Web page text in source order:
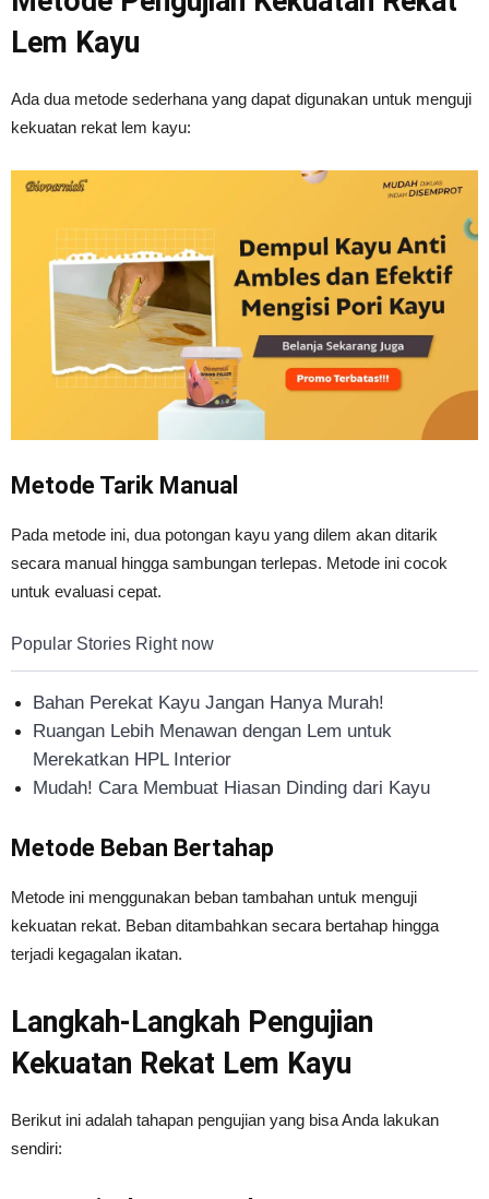
Lem Kayu
Ada dua metode sederhana yang dapat digunakan untuk menguji
kekuatan rekat lem kayu:
Metode Tarik Manual
Pada metode ini, dua potongan kayu yang dilem akan ditarik
secara manual hingga sambungan terlepas. Metode ini cocok
untuk evaluasi cepat.
Popular Stories Right now
Bahan Perekat Kayu Jangan Hanya Murah!
Ruangan Lebih Menawan dengan Lem untuk
Merekatkan HPL Interior
Mudah! Cara Membuat Hiasan Dinding dari Kayu
Metode Beban Bertahap
Metode ini menggunakan beban tambahan untuk menguji
kekuatan rekat. Beban ditambahkan secara bertahap hingga
terjadi kegagalan ikatan.
Langkah-Langkah Pengujian
Kekuatan Rekat Lem Kayu
Berikut ini adalah tahapan pengujian yang bisa Anda lakukan
sendiri: